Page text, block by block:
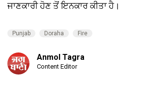
ਜਾਣਕਾਰੀ ਹੋਣ ਤੋਂ ਇਨਕਾਰ ਕੀਤਾ ਹੈ।
Punjab Doraha Fire
Anmol Tagra
Content Editor